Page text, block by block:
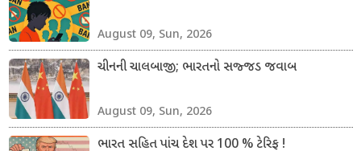
August 09, Sun, 2026
ચીનની ચાલબાજી; ભારતનો સજ્જડ જવાબ
August 09, Sun, 2026
ભારત સહિત પાંચ દેશ પર 100 % ટેરિફ !